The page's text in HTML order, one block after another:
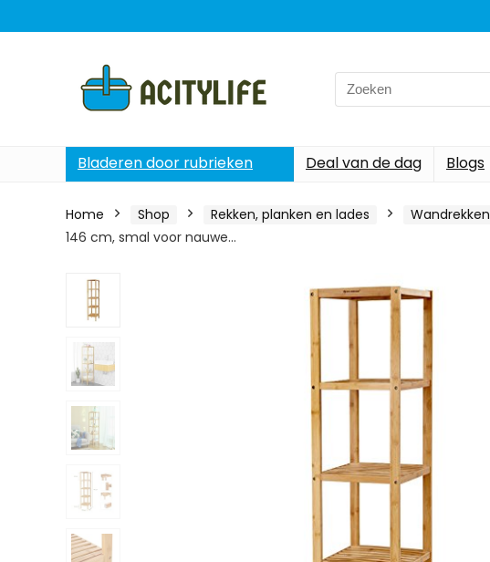
Search
for:
Bladeren door rubrieken Deal van de dag Blogs
Home Shop Rekken, planken en lades Wandrekken
146 cm, smal voor nauwe…